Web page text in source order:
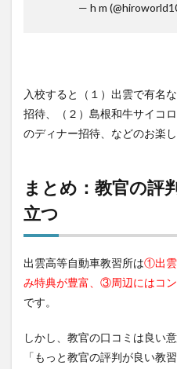
— h m
入校すると（１）出雲で有名
招待、（２）島根和牛サイコ
のディナー招待、などのお楽
まとめ：教官の評
立つ
出雲高等自動車教習所は①出雲
み特典が豊富、③周辺にはコ
です。
しかし、教官の口コミは良い
「もっと教官の評判が良い教